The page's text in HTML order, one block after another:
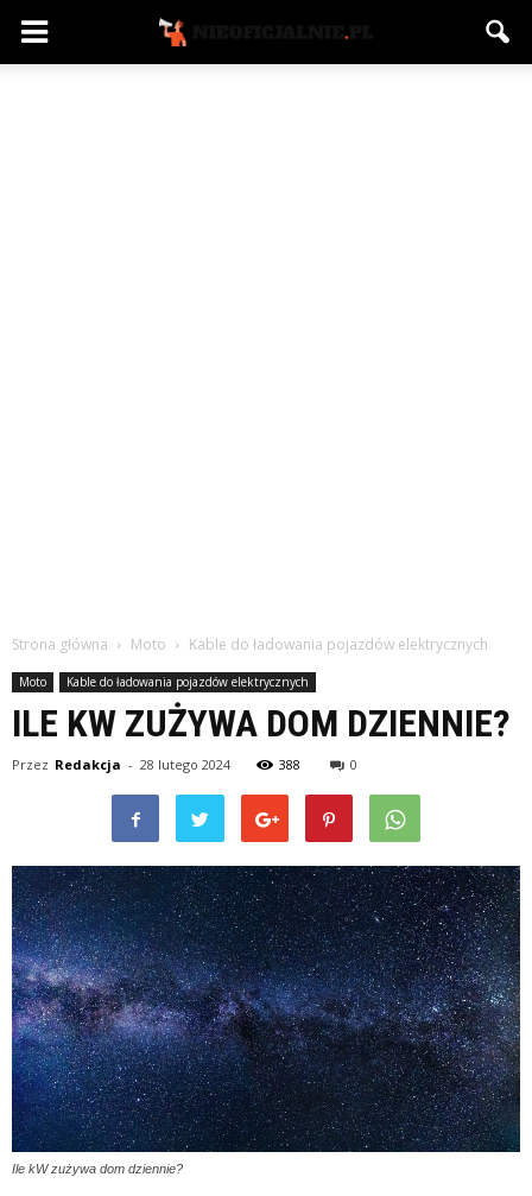
Strona główna Moto Kable do ładowania pojazdów elektrycznych
Moto Kable do ładowania pojazdów elektrycznych
ILE KW ZUŻYWA DOM DZIENNIE?
Przez Redakcja - 28 lutego 2024 388 0
Ile kW zużywa dom dziennie?